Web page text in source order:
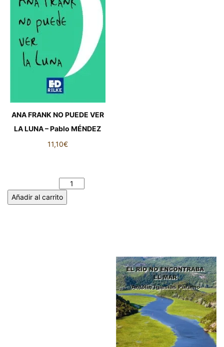
ANA FRANK NO PUEDE VER
LA LUNA – Pablo MÉNDEZ
11,10€
Añadir al carrito